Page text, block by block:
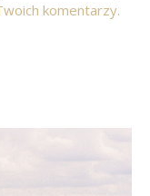
komentarzy.